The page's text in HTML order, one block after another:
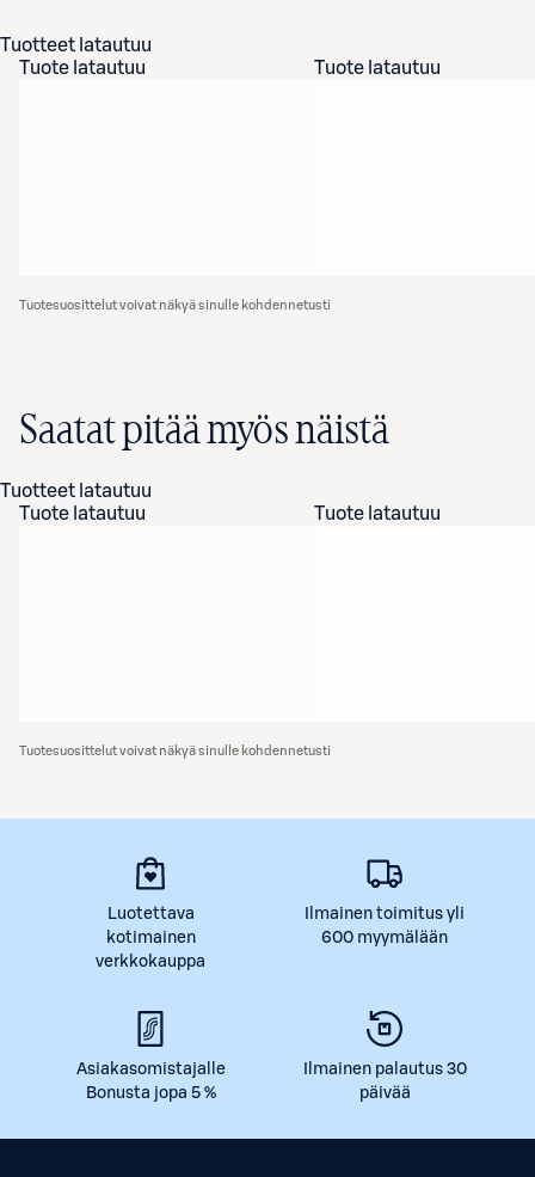
Tuotteet latautuu
Tuote latautuu
Tuote latautuu
Tuotesuosittelut voivat näkyä sinulle kohdennetusti
Saatat pitää myös näistä
Tuotteet latautuu
Tuote latautuu
Tuote latautuu
Tuotesuosittelut voivat näkyä sinulle kohdennetusti
Luotettava
kotimainen
verkkokauppa
Ilmainen toimitus yli
600 myymälään
Asiakasomistajalle
Bonusta jopa 5 %
Ilmainen palautus 30
päivää